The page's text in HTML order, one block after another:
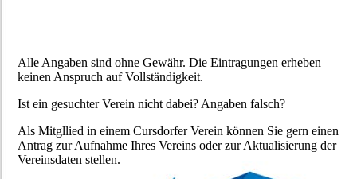
Alle Angaben sind ohne Gewähr. Die Eintragungen erheben
keinen Anspruch auf Vollständigkeit.
Ist ein gesuchter Verein nicht dabei? Angaben falsch?
Als Mitgllied in einem Cursdorfer Verein können Sie gern einen
Antrag zur Aufnahme Ihres Vereins oder zur Aktualisierung der
Vereinsdaten stellen.